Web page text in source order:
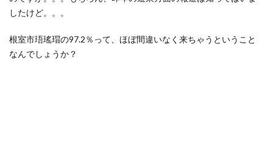
したけど。。。
根室市珸瑤瑁の97.2％って、ほぼ間違いなく来ちゃうということ
なんでしょうか？